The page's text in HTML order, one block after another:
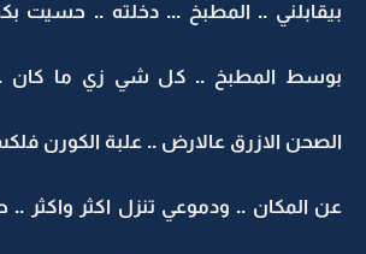
بيقابلني .. المطبخ ... دخلته .. حسيت
بوسط المطبخ .. كل شي زي ما كان ..
الصحن الازرق عالارض .. علبة الكورن
عن المكان .. ودموعي تنزل اكثر واكثر